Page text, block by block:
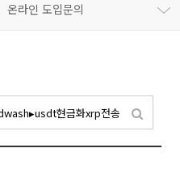
온라인 도입문의